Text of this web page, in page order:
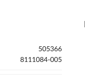
505366
8111084-005